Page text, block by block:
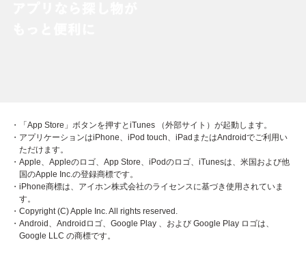
・「App Store」ボタンを押すとiTunes （外部サイト）が起動します。
・アプリケーションはiPhone、iPod touch、iPadまたはAndroidでご利用い
ただけます。
・Apple、Appleのロゴ、App Store、iPodのロゴ、iTunesは、米国および他
国のApple Inc.の登録商標です。
・iPhone商標は、アイホン株式会社のライセンスに基づき使用されていま
す。
・Copyright (C) Apple Inc. All rights reserved.
・Android、Androidロゴ、Google Play 、および Google Play ロゴは、
Google LLC の商標です。